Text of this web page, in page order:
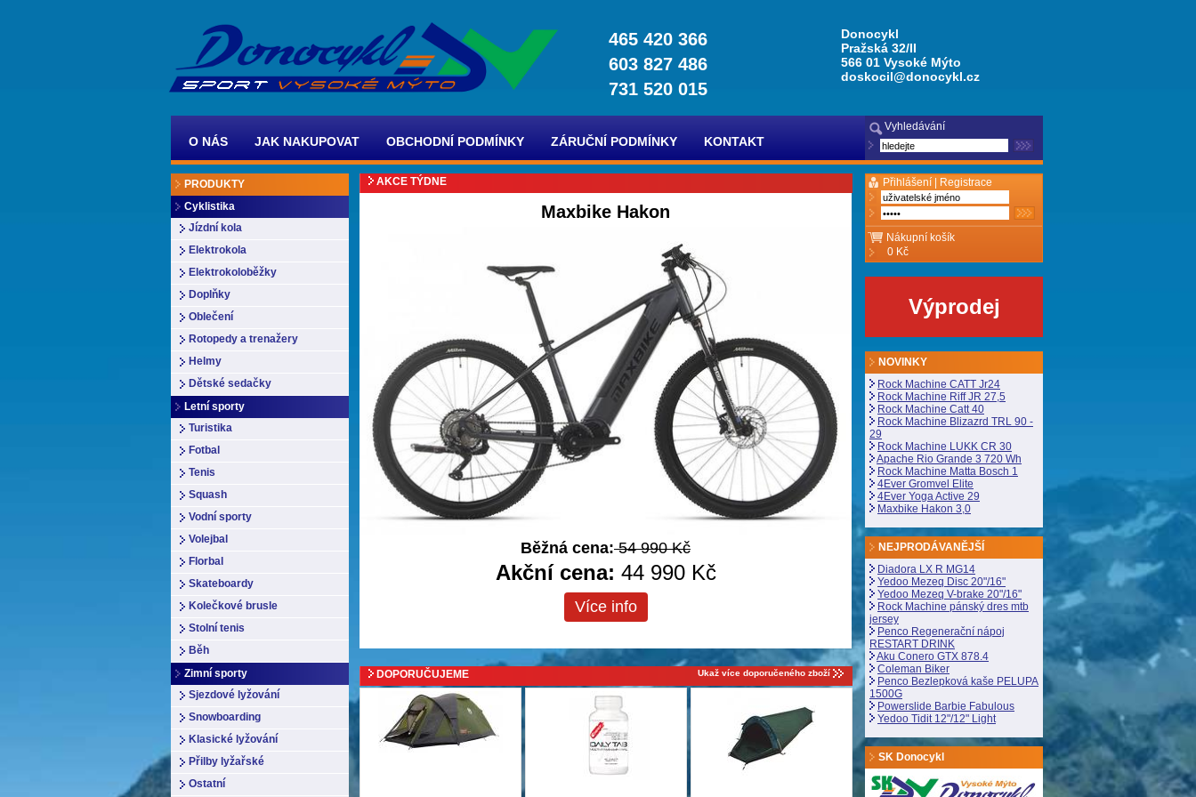
465 420 366
603 827 486
731 520 015
Donocykl
Pražská 32/II
566 01 Vysoké Mýto
doskocil@donocykl.cz
O NÁS JAK NAKUPOVAT OBCHODNÍ PODMÍNKY ZÁRUČNÍ PODMÍNKY KONTAKT
Vyhledávání
PRODUKTY
Cyklistika
Jízdní kola
Elektrokola
Elektrokoloběžky
Doplňky
Oblečení
Rotopedy a trenažery
Helmy
Dětské sedačky
Letní sporty
Turistika
Fotbal
Tenis
Squash
Vodní sporty
Volejbal
Florbal
Skateboardy
Kolečkové brusle
Stolní tenis
Běh
Zimní sporty
Sjezdové lyžování
Snowboarding
Klasické lyžování
Přilby lyžařské
Ostatní
AKCE TÝDNE
Běžná cena: 13 990 Kč
Akční cena:12 500 Kč
Akční cena:20 990 Kč
Maxbike Hakon
Běžná cena:54 990 Kč
Akční cena: 44 990 Kč
Více info
DOPORUČUJEME Ukaž více doporučeného zboží
Přihlášení | Registrace
Nákupní košík
0 Kč
Výprodej
NOVINKY
Rock Machine CATT Jr24
Rock Machine Riff JR 27,5
Rock Machine Catt 40
Rock Machine Blizazrd TRL 90 -
29
Rock Machine LUKK CR 30
Apache Rio Grande 3 720 Wh
Rock Machine Matta Bosch 1
4Ever Gromvel Elite
4Ever Yoga Active 29
Maxbike Hakon 3,0
NEJPRODÁVANĚJŠÍ
Diadora LX R MG14
Yedoo Mezeq Disc 20"/16"
Yedoo Mezeq V-brake 20"/16"
Rock Machine pánský dres mtb
jersey
Penco Regenerační nápoj
RESTART DRINK
Aku Conero GTX 878.4
Coleman Biker
Penco Bezlepková kaše PELUPA
1500G
Powerslide Barbie Fabulous
Yedoo Tidit 12"/12" Light
SK Donocykl